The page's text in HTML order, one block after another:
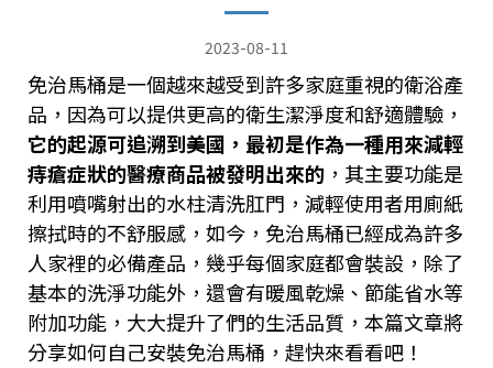
2023-08-11
免治馬桶是一個越來越受到許多家庭重視的衛浴產
品，因為可以提供更高的衛生潔淨度和舒適體驗，
它的起源可追溯到美國，最初是作為一種用來減輕
痔瘡症狀的醫療商品被發明出來的 ，其主要功能是
利用噴嘴射出的水柱清洗肛門，減輕使用者用廁紙
擦拭時的不舒服感，如今，免治馬桶已經成為許多
人家裡的必備產品，幾乎每個家庭都會裝設，除了
基本的洗淨功能外，還會有暖風乾燥、節能省水等
附加功能，大大提升了們的生活品質，本篇文章將
分享如何自己安裝免治馬桶，趕快來看看吧！